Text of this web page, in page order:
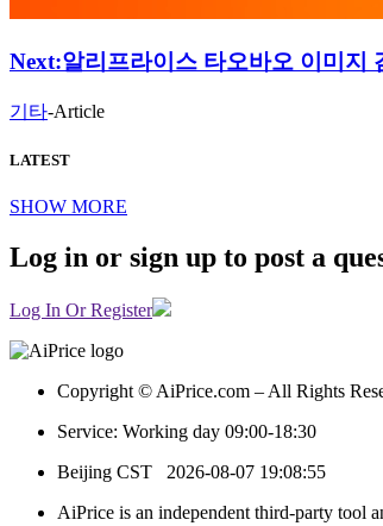
Next:알리프라이스 타오바오 이미지
기타-Article
LATEST
SHOW MORE
Log in or sign up to post a
Log In Or Register
Copyright © AiPrice.com – All Rights
Service: Working day 09:00-18:30
Beijing CST 2026-08-07 19:08:55
AiPrice is an independent third-party tool